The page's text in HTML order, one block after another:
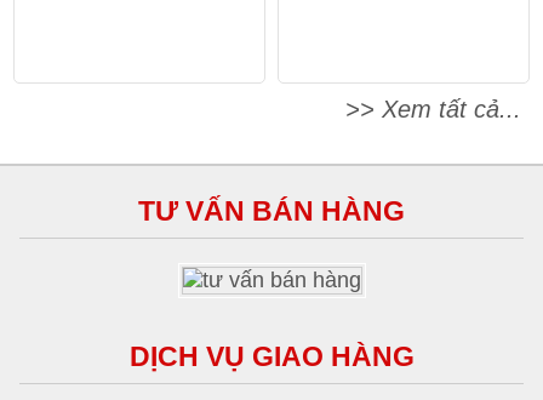
>> Xem tất cả...
TƯ VẤN BÁN HÀNG
DỊCH VỤ GIAO HÀNG